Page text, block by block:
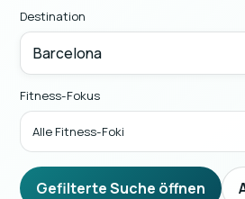
Destination
Fitness-Fokus
Alle Fitness-Foki
Gefilterte Suche öffnen